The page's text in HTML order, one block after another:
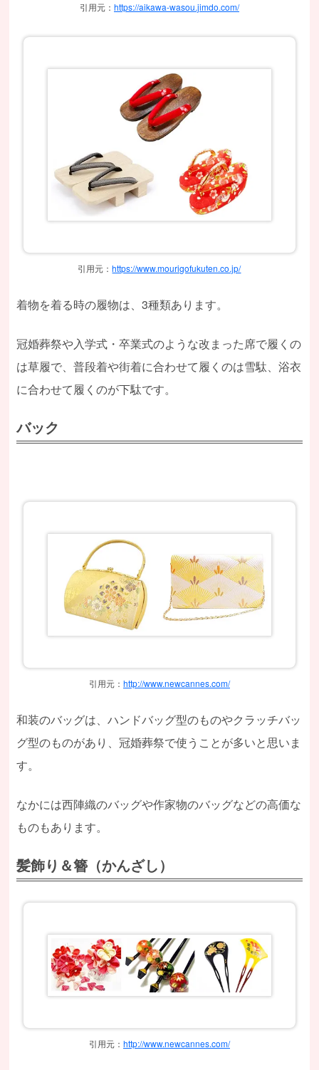
引用元： https://aikawa-wasou.jimdo.com/
引用元：https://www.mourigofukuten.co.jp/
着物を着る時の履物は、3種類あります。
冠婚葬祭や入学式・卒業式のような改まった席で履くの
は草履で、普段着や街着に合わせて履くのは雪駄、浴衣
に合わせて履くのが下駄です。
バック
引用元： http://www.newcannes.com/
和装のバッグは、ハンドバッグ型のものやクラッチバッ
グ型のものがあり、冠婚葬祭で使うことが多いと思いま
す。
なかには西陣織のバッグや作家物のバッグなどの高価な
ものもあります。
髪飾り＆簪（かんざし）
引用元： http://www.newcannes.com/